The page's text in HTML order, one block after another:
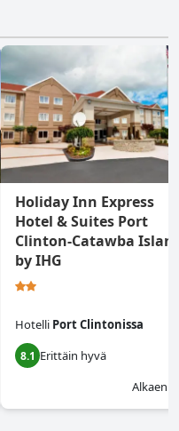
Holiday Inn Express
Hotel & Suites Port
Clinton-Catawba
by IHG
Hotelli Port Clintonissa
8.1 Erittäin hyvä
Alkaen